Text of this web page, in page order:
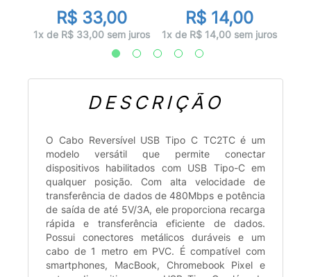
R$ 33,00
1x de R$ 33,00 sem juros
R$ 14,00
1x de R$ 14,00 sem juros
DESCRIÇÃO
O Cabo Reversível USB Tipo C TC2TC é um
modelo versátil que permite conectar
dispositivos habilitados com USB Tipo-C em
qualquer posição. Com alta velocidade de
transferência de dados de 480Mbps e potência
de saída de até 5V/3A, ele proporciona recarga
rápida e transferência eficiente de dados.
Possui conectores metálicos duráveis e um
cabo de 1 metro em PVC. É compatível com
smartphones, MacBook, Chromebook Pixel e